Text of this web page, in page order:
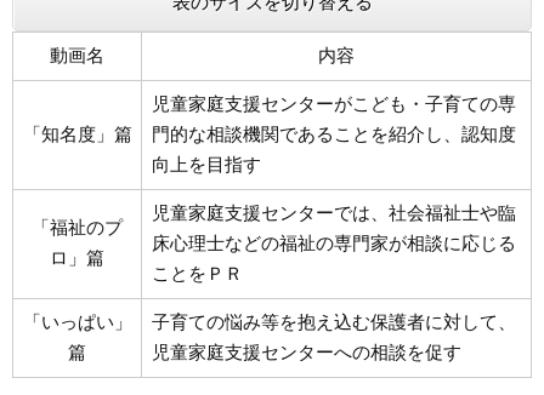
動画名 内容
「知名度」篇
児童家庭支援センターがこども・子育ての専
門的な相談機関であることを紹介し、認知度
向上を目指す
「福祉のプ
ロ」篇
児童家庭支援センターでは、社会福祉士や臨
床心理士などの福祉の専門家が相談に応じる
ことをＰＲ
「いっぱい」
篇
子育ての悩み等を抱え込む保護者に対して、
児童家庭支援センターへの相談を促す